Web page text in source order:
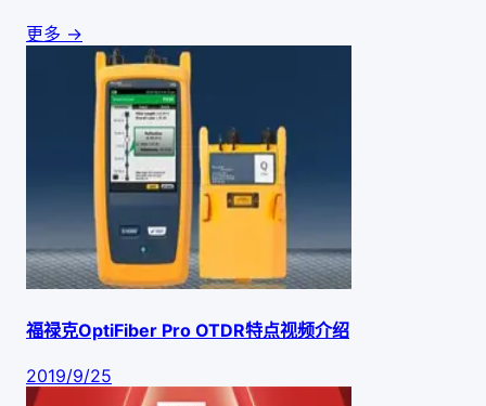
更多 →
福禄克OptiFiber Pro OTDR特点视频介绍
2019/9/25